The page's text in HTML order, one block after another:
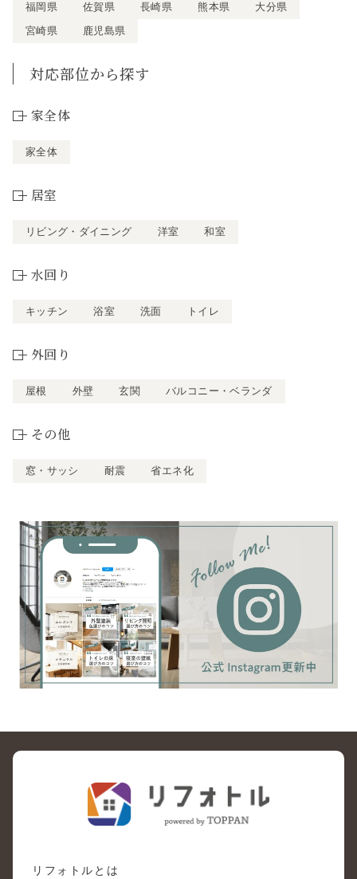
福岡県 佐賀県 長崎県 熊本県
大分県
宮崎県
鹿児島県
対応部位から探す
家全体
家全体
居室
リビング・ダイニング 洋室 和室
水回り
キッチン 浴室 洗面 トイレ
外回り
屋根 外壁 玄関 バルコニー・ベランダ
その他
窓・サッシ 耐震 省エネ化
リフォトルとは